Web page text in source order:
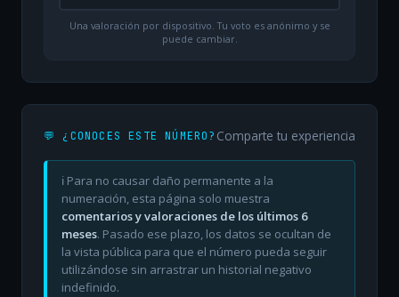
Una valoración por dispositivo. Tu voto es anónimo y se
puede cambiar.
💬 ¿CONOCES ESTE NÚMERO? Comparte tu experiencia
ℹ️ Para no causar daño permanente a la
numeración, esta página solo muestra
comentarios y valoraciones de los últimos 6
meses. Pasado ese plazo, los datos se ocultan de
la vista pública para que el número pueda seguir
utilizándose sin arrastrar un historial negativo
indefinido.